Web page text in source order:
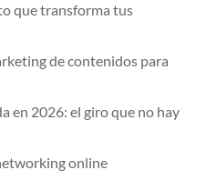
que transforma tus
de contenidos para
en 2026: el giro que no hay
online